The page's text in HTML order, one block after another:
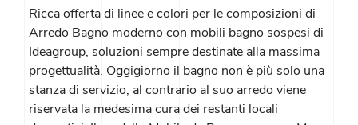
Ricca offerta di linee e colori per le composizioni di
Arredo Bagno moderno con mobili bagno sospesi di
Ideagroup, soluzioni sempre destinate alla massima
progettualità. Oggigiorno il bagno non è più solo una
stanza di servizio, al contrario al suo arredo viene
riservata la medesima cura dei restanti locali